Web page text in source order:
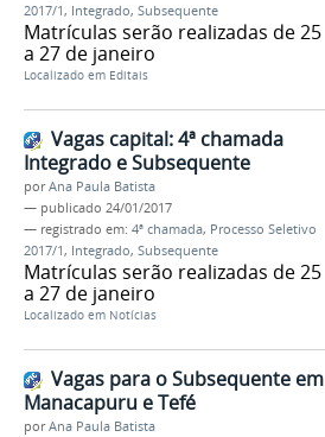
2017/1, Integrado, Subsequente
Matrículas serão realizadas de 25
a 27 de janeiro
Localizado em Editais
Vagas capital: 4ª chamada
Integrado e Subsequente
porAna Paula Batista
— publicado 24/01/2017
— registrado em: 4ª chamada, Processo Seletivo
2017/1, Integrado, Subsequente
Matrículas serão realizadas de 25
a 27 de janeiro
Localizado em Notícias
Vagas para o Subsequente em
Manacapuru e Tefé
porAna Paula Batista